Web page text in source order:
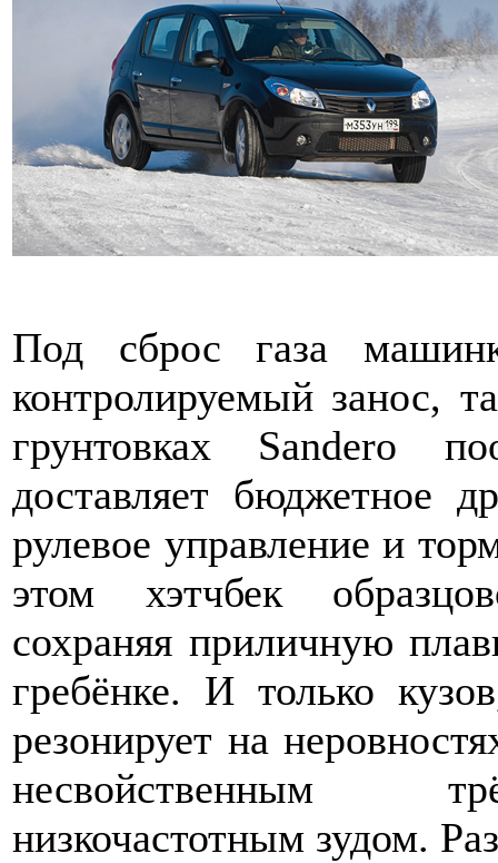
Под сброс газа
контролируемый занос,
грунтовках Sandero
доставляет бюджетное
рулевое управление и
этом хэтчбек
сохраняя приличную
гребёнке. И только
резонирует на
несвойственным
низкочастотным зудом.